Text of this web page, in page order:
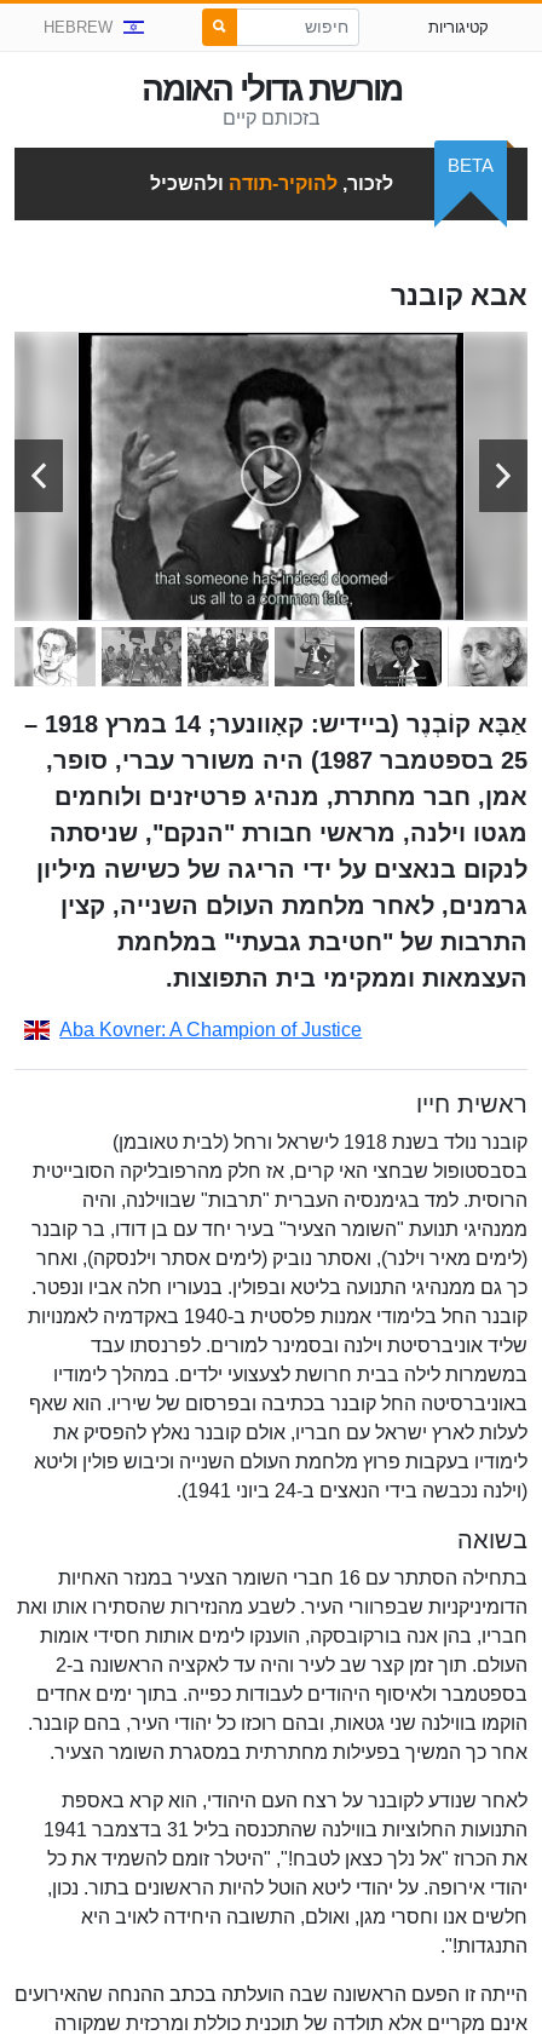
קטיגוריות HEBREW
מורשת גדולי האומה
בזכותם קיים
לזכור,להוקיר-תודה ולהשכיל
BETA
אבא קובנר
אַבָּא קוֹבְנֶר (ביידיש: קאָוונער; 14 במרץ 1918 –
25 בספטמבר 1987) היה משורר עברי, סופר,
אמן, חבר מחתרת, מנהיג פרטיזנים ולוחמים
מגטו וילנה, מראשי חבורת "הנקם", שניסתה
לנקום בנאצים על ידי הריגה של כשישה מיליון
גרמנים, לאחר מלחמת העולם השנייה, קצין
התרבות של "חטיבת גבעתי" במלחמת
העצמאות וממקימי בית התפוצות.
Aba Kovner: A Champion of Justice
ראשית חייו
קובנר נולד בשנת 1918 לישראל ורחל (לבית טאובמן)
בסבסטופול שבחצי האי קרים, אז חלק מהרפובליקה הסובייטית
הרוסית. למד בגימנסיה העברית "תרבות" שבווילנה, והיה
ממנהיגי תנועת "השומר הצעיר" בעיר יחד עם בן דודו, בר קובנר
(לימים מאיר וילנר), ואסתר נוביק (לימים אסתר וילנסקה), ואחר
כך גם ממנהיגי התנועה בליטא ובפולין. בנעוריו חלה אביו ונפטר.
קובנר החל בלימודי אמנות פלסטית ב-1940 באקדמיה לאמנויות
שליד אוניברסיטת וילנה ובסמינר למורים. לפרנסתו עבד
במשמרות לילה בבית חרושת לצעצועי ילדים. במהלך לימודיו
באוניברסיטה החל קובנר בכתיבה ובפרסום של שיריו. הוא שאף
לעלות לארץ ישראל עם חבריו, אולם קובנר נאלץ להפסיק את
לימודיו בעקבות פרוץ מלחמת העולם השנייה וכיבוש פולין וליטא
(וילנה נכבשה בידי הנאצים ב-24 ביוני 1941).
בשואה
בתחילה הסתתר עם 16 חברי השומר הצעיר במנזר האחיות
הדומיניקניות שבפרוורי העיר. לשבע מהנזירות שהסתירו אותו ואת
חבריו, בהן אנה בורקובסקה, הוענקו לימים אותות חסידי אומות
העולם. תוך זמן קצר שב לעיר והיה עד לאקציה הראשונה ב-2
בספטמבר ולאיסוף היהודים לעבודות כפייה. בתוך ימים אחדים
הוקמו בווילנה שני גטאות, ובהם רוכזו כל יהודי העיר, בהם קובנר.
אחר כך המשיך בפעילות מחתרתית במסגרת השומר הצעיר.
לאחר שנודע לקובנר על רצח העם היהודי, הוא קרא באספת
התנועות החלוציות בווילנה שהתכנסה בליל 31 בדצמבר 1941
את הכרוז "אל נלך כצאן לטבח!", "היטלר זומם להשמיד את כל
יהודי אירופה. על יהודי ליטא הוטל להיות הראשונים בתור. נכון,
חלשים אנו וחסרי מגן, ואולם, התשובה היחידה לאויב היא
התנגדות!".
הייתה זו הפעם הראשונה שבה הועלתה בכתב ההנחה שהאירועים
אינם מקריים אלא תולדה של תוכנית כוללת ומרכזית שמקורה